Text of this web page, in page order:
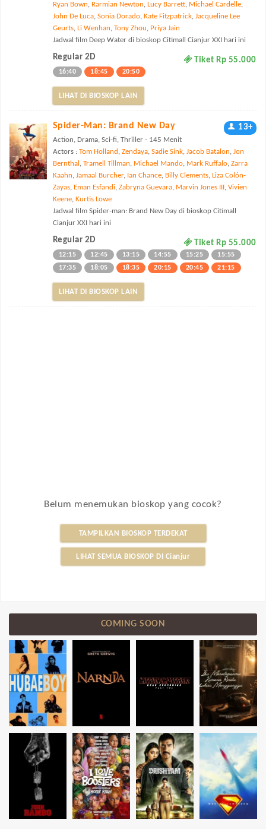
Ryan Bown, Rarmian Newton, Lucy Barrett, Michael Cardelle,
John De Luca, Sonia Dorado, Kate Fitzpatrick, Jacqueline Lee
Geurts, Li Wenhan, Tony Zhou, Priya Jain
Jadwal film Deep Water di bioskop Citimall Cianjur XXI hari ini
Regular 2D Tiket Rp 55.000
16:40 18:45 20:50
LIHAT DI BIOSKOP LAIN
Spider-Man: Brand New Day 13+
Action, Drama, Sci-fi, Thriller - 145 Menit
Actors : Tom Holland , Zendaya, Sadie Sink, Jacob Batalon, Jon
Bernthal , Tramell Tillman, Michael Mando, Mark Ruffalo, Zarra
Kaahn, Jamaal Burcher, Ian Chance, Billy Clements, Liza Colón-
Zayas, Eman Esfandi, Zabryna Guevara, Marvin Jones III, Vivien
Keene, Kurtis Lowe
Jadwal film Spider-man: Brand New Day di bioskop Citimall
Cianjur XXI hari ini
Regular 2D Tiket Rp 55.000
12:15 12:45 13:15 14:55 15:25
15:55
17:35
18:05 18:35 20:15 20:45 21:15
LIHAT DI BIOSKOP LAIN
Belum menemukan bioskop yang cocok?
TAMPILKAN BIOSKOP TERDEKAT
LIHAT SEMUA BIOSKOP DI Cianjur
COMING SOON